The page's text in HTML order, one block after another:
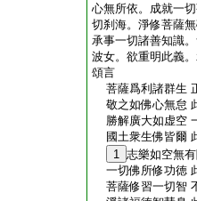
心無所依。成就一
切刹海。淨修菩薩
承事一切諸善知識
波女。欲重明此義
頌言
菩薩爲利諸群生
敬之如佛心無怠
勝解廣大如虚空
國土衆生佛皆爾
1 志樂如空無
一切佛所修功徳
菩薩修習一切智